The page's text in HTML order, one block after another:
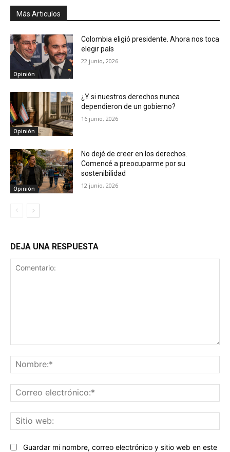
Más Articulos
Opinión
Colombia eligió presidente. Ahora nos toca
elegir país
22 junio, 2026
Opinión
¿Y si nuestros derechos nunca
dependieron de un gobierno?
16 junio, 2026
Opinión
No dejé de creer en los derechos.
Comencé a preocuparme por su
sostenibilidad
12 junio, 2026
DEJA UNA RESPUESTA
Guardar mi nombre, correo electrónico y sitio web en este